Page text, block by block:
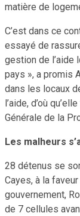
matière de
C’est dans ce
essayé de
gestion de l’aide
pays », a promis
dans les locaux
l’aide, d’où
Générale de la
Les malheurs
28 détenus se
Cayes, à la
gouvernement,
de 7 cellules